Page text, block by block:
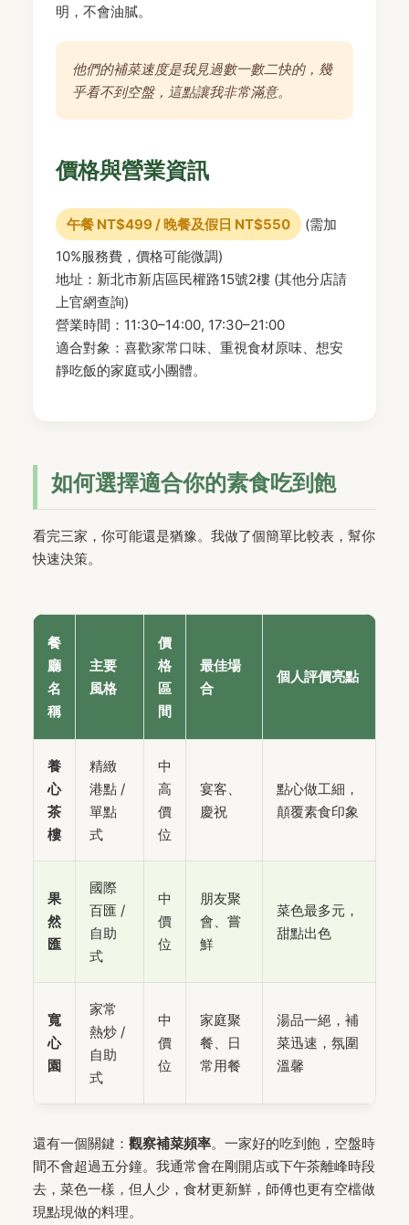
明，不會油膩。
他們的補菜速度是我見過數一數二快的，幾
乎看不到空盤，這點讓我非常滿意。
價格與營業資訊
午餐 NT$499 / 晚餐及假日 NT$550
(需加
10%服務費，價格可能微調)
地址：新北市新店區民權路15號2樓 (其他分店請
上官網查詢)
營業時間：11:30–14:00, 17:30–21:00
適合對象：喜歡家常口味、重視食材原味、想安
靜吃飯的家庭或小團體。
如何選擇適合你的素食吃到飽
看完三家，你可能還是猶豫。我做了個簡單比較表，幫你
快速決策。
餐
廳
名
稱
主要
風格
價
格
區
間
最佳場
合
個人評價亮點
養
心
茶
樓
精緻
港點 /
單點
式
中
高
價
位
宴客、
慶祝
點心做工細，
顛覆素食印象
果
然
匯
國際
百匯 /
自助
式
中
價
位
朋友聚
會、嘗
鮮
菜色最多元，
甜點出色
寬
心
園
家常
熱炒 /
自助
式
中
價
位
家庭聚
餐、日
常用餐
湯品一絕，補
菜迅速，氛圍
溫馨
還有一個關鍵： 觀察補菜頻率。一家好的吃到飽，空盤時
間不會超過五分鐘。我通常會在剛開店或下午茶離峰時段
去，菜色一樣，但人少，食材更新鮮，師傅也更有空檔做
現點現做的料理。